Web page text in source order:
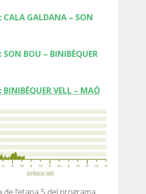
ELS PLÀSTICS AL CAMÍ DE CAVALLS
CALA GALDANA – SON
BOU – BINIBÈQUER
VELL – MAÓ